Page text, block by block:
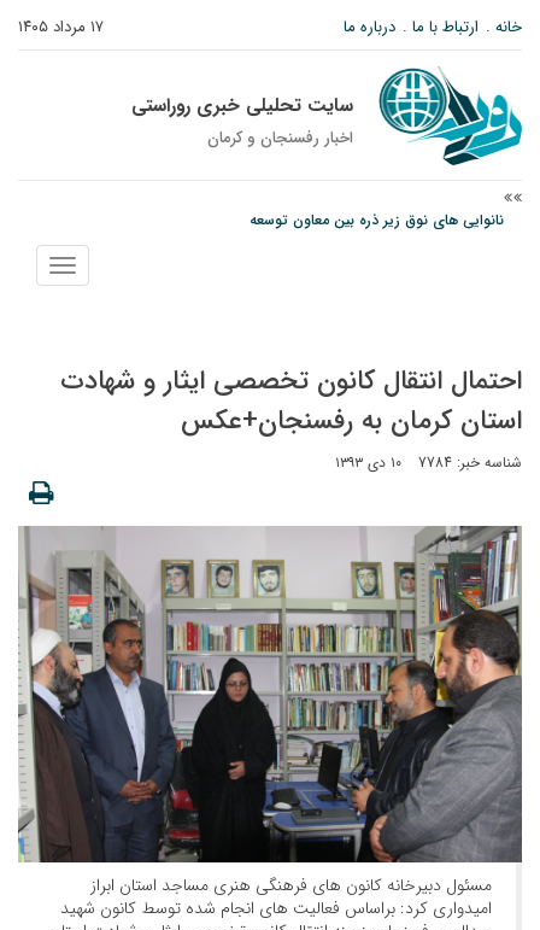
۱۷ مرداد ۱۴۰۵ خانه ارتباط با ما درباره ما
سایت تحلیلی خبری روراستی
اخبار رفسنجان و كرمان
نانوایی های نوق زیر ذره بین معاون توسعه
پیام رئیس کل دادگستری استان کرمان به مناسبت ۱۷ مردادماه سالروز شهادت شهید
نمایش
منو
احتمال انتقال کانون تخصصی ایثار و شهادت
استان کرمان به رفسنجان+عکس
شناسه خبر: 7784 ۱۰ دی ۱۳۹۳
مسئول دبیرخانه کانون های فرهنگی هنری مساجد استان ابراز
امیدواری کرد: براساس فعالیت های انجام شده توسط کانون شهید